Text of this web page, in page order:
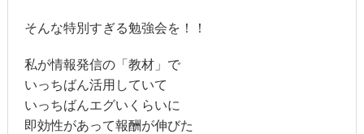
そんな特別すぎる勉強会を！！
私が情報発信の「教材」で
いっちばん活用していて
いっちばんエグいくらいに
即効性があって報酬が伸びた